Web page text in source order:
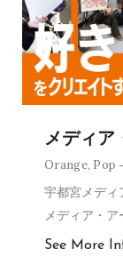
メディア
Orange, Pop
宇都宮メディ
メディア・
See More